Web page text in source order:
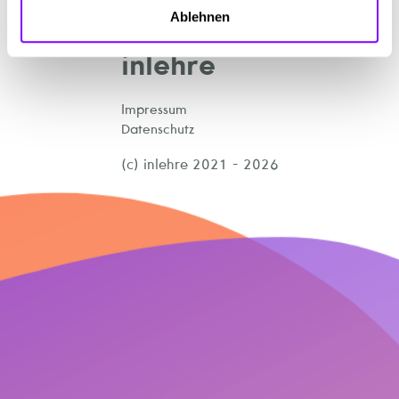
Ablehnen
inlehre
Impressum
Datenschutz
(c) inlehre 2021 - 2026